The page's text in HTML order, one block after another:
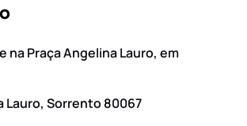
na Praça Angelina Lauro, em
Lauro, Sorrento 80067